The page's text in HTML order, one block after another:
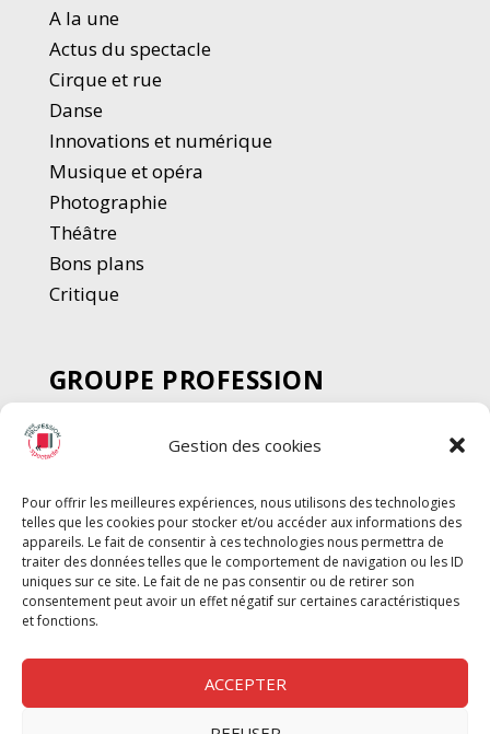
Gestion des cookies
Pour offrir les meilleures expériences, nous utilisons des technologies
telles que les cookies pour stocker et/ou accéder aux informations des
appareils. Le fait de consentir à ces technologies nous permettra de
traiter des données telles que le comportement de navigation ou les ID
uniques sur ce site. Le fait de ne pas consentir ou de retirer son
consentement peut avoir un effet négatif sur certaines caractéristiques
et fonctions.
ACCEPTER
A la une
Actus du spectacle
Cirque et rue
Danse
Innovations et numérique
Musique et opéra
Photographie
Théâtre
Bons plans
Critique
GROUPE PROFESSION
SPECTACLE
Chèque Intermittents
Chèque Compta
Chèque Emploi Spectacle
G-Pods
Profession Audio-visuel